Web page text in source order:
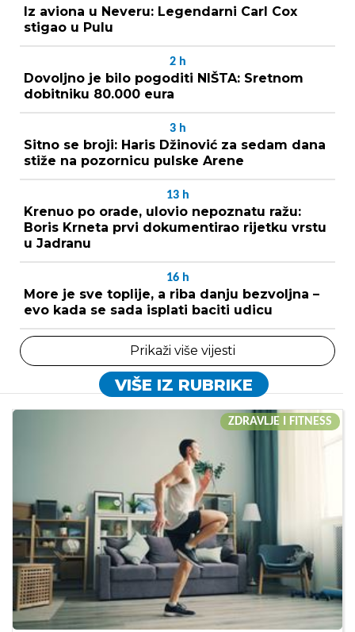
Iz aviona u Neveru: Legendarni Carl Cox
stigao u Pulu
2 h
Dovoljno je bilo pogoditi NIŠTA: Sretnom
dobitniku 80.000 eura
3 h
Sitno se broji: Haris Džinović za sedam dana
stiže na pozornicu pulske Arene
13 h
Krenuo po orade, ulovio nepoznatu ražu:
Boris Krneta prvi dokumentirao rijetku vrstu
u Jadranu
16 h
More je sve toplije, a riba danju bezvoljna –
evo kada se sada isplati baciti udicu
Prikaži više vijesti
VIŠE IZ RUBRIKE
ZDRAVLJE I FITNESS